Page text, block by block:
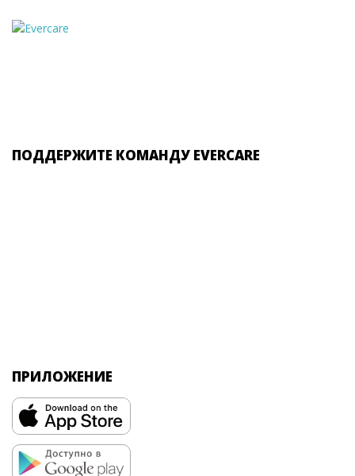
ПОДДЕРЖИТЕ КОМАНДУ EVERCARE
ПРИЛОЖЕНИЕ